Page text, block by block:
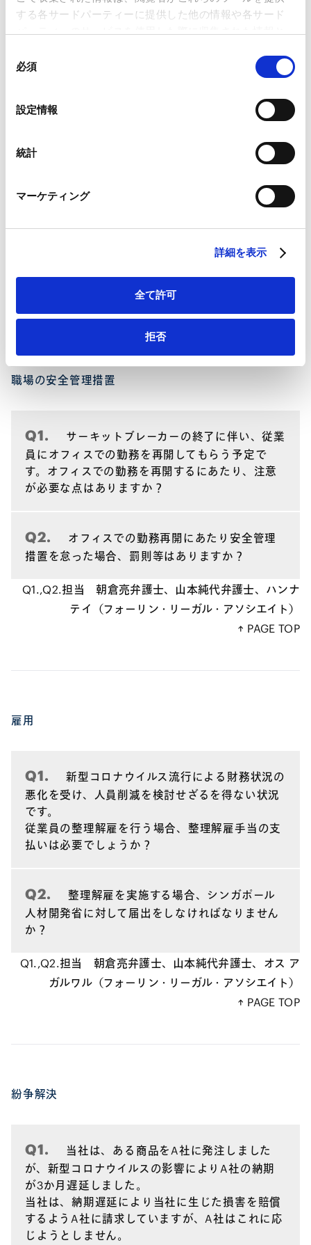
する各サードパーティーに提供した他の情報や各サード
ことがあります。
Google Analytics利用規約（
Marketo
外部サイト）
LinkedIn プライバシーポリシー（
HubSpot プライバシーポリシー（外部サイト）
必須
設定情報
統計
マーケティング
詳細を表示
全て許可
拒否
株主総会・開示関連
Q1.
当社はシンガポール法人です。今年の6月
末に定時株主総会の開催期限が到来しますが、新
型コロナウイルスの影響を踏まえ、定時株主総会
の開催時期を遅らせることは可能ですか？
Q2.
今年の9月に定時株主総会の開催を予定し
ています。新型コロナウイルスの影響を踏まえ、
株主総会の開催方法について留意すべき事項はあ
Q1.担当 朝倉亮弁護士、山本純代弁護士、オス アガル
職場の安全管理措置
Q1.
サーキットブレーカーの終了に伴い、従業
員にオフィスでの勤務を再開してもらう予定で
す。オフィスでの勤務を再開するにあたり、注意
が必要な点はありますか？
（4）追跡アプリの推奨
Q2.
オフィスでの勤務再開にあたり安全管理
措置を怠った場合、罰則等はありますか？
Q1.,Q2.担当 朝倉亮弁護士、山本純代弁護士、ハンナ
テイ（フォーリン・リーガル・アソシエイト）
↑ PAGE TOP
雇用
Q1.
新型コロナウイルス流行による財務状況の
悪化を受け、人員削減を検討せざるを得ない状況
です。
従業員の整理解雇を行う場合、整理解雇手当の支
払いは必要でしょうか？
Q2.
整理解雇を実施する場合、シンガポール
人材開発省に対して届出をしなければなりません
か？
Q1.,Q2.担当 朝倉亮弁護士、山本純代弁護士、オス ア
ガルワル（フォーリン・リーガル・アソシエイト）
↑ PAGE TOP
紛争解決
Q1.
当社は、ある商品をA社に発注しました
が、新型コロナウイルスの影響によりA社の納期
が3か月遅延しました。
当社は、納期遅延により当社に生じた損害を賠償
するようA社に請求していますが、A社はこれに応
じようとしません。